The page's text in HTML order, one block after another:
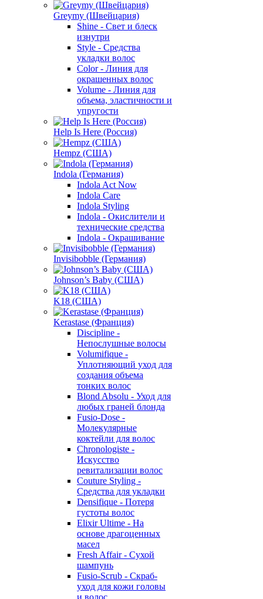
Greymy (Швейцария)
Shine - Свет и блеск
изнутри
Style - Средства
укладки волос
Color - Линия для
окрашенных волос
Volume - Линия для
объема, эластичности и
упругости
Help Is Here (Россия)
Hempz (США)
Indola (Германия)
Indola Act Now
Indola Care
Indola Styling
Indola - Окислители и
технические средства
Indola - Окрашивание
Invisibobble (Германия)
Johnson’s Baby (США)
K18 (США)
Kerastase (Франция)
Discipline -
Непослушные волосы
Volumifique -
Уплотняющий уход для
создания объема
тонких волос
Blond Absolu - Уход для
любых граней блонда
Fusio-Dose -
Молекулярные
коктейли для волос
Chronologiste -
Искусство
ревитализации волос
Couture Styling -
Средства для укладки
Densifique - Потеря
густоты волос
Elixir Ultime - На
основе драгоценных
масел
Fresh Affair - Сухой
шампунь
Fusio-Scrub - Скраб-
уход для кожи головы
и волос